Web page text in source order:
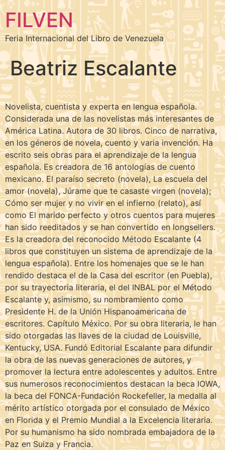
FILVEN
Feria Internacional del Libro de Venezuela
Beatriz Escalante
Novelista, cuentista y experta en lengua española.
Considerada una de las novelistas más interesantes de
América Latina. Autora de 30 libros. Cinco de narrativa,
en los géneros de novela, cuento y varia invención. Ha
escrito seis obras para el aprendizaje de la lengua
española. Es creadora de 16 antologías de cuento
mexicano. El paraíso secreto (novela), La escuela del
amor (novela), Júrame que te casaste virgen (novela);
Cómo ser mujer y no vivir en el infierno (relato), así
como El marido perfecto y otros cuentos para mujeres
han sido reeditados y se han convertido en longsellers.
Es la creadora del reconocido Método Escalante (4
libros que constituyen un sistema de aprendizaje de la
lengua española). Entre los homenajes que se le han
rendido destaca el de la Casa del escritor (en Puebla),
por su trayectoria literaria, el del INBAL por el Método
Escalante y, asimismo, su nombramiento como
Presidente H. de la Unión Hispanoamericana de
escritores. Capítulo México. Por su obra literaria, le han
sido otorgadas las llaves de la ciudad de Louisville,
Kentucky, USA. Fundó Editorial Escalante para difundir
la obra de las nuevas generaciones de autores, y
promover la lectura entre adolescentes y adultos. Entre
sus numerosos reconocimientos destacan la beca IOWA,
la beca del FONCA-Fundación Rockefeller, la medalla al
mérito artístico otorgada por el consulado de México
en Florida y el Premio Mundial a la Excelencia literaria.
Por su humanismo ha sido nombrada embajadora de la
Paz en Suiza y Francia.